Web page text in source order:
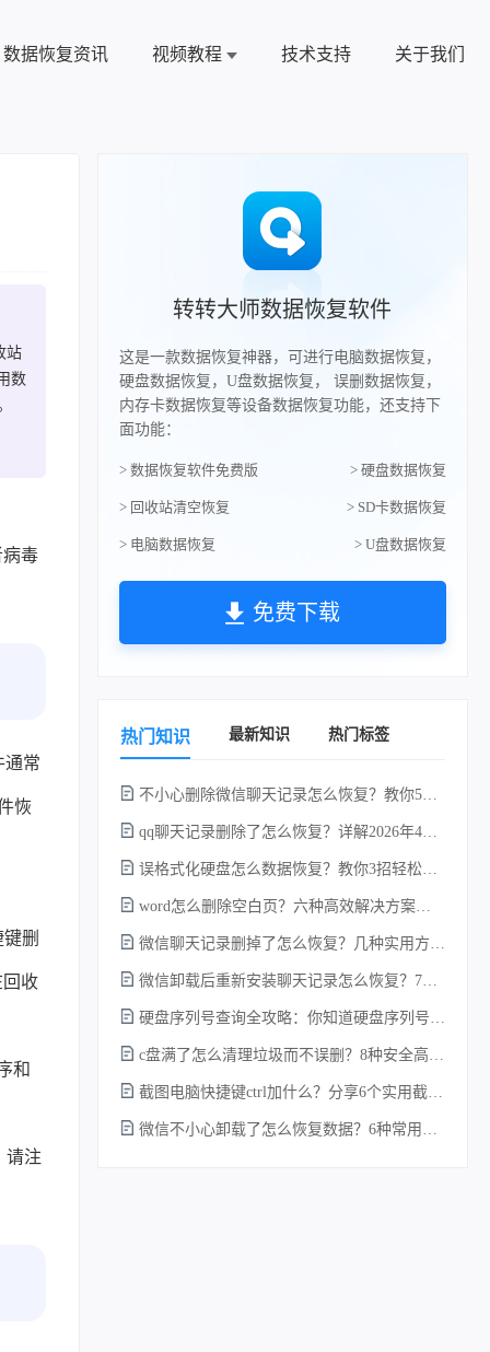
数据恢复资讯 视频教程 技术支持 关于我们
站
数
毒
通常
恢
删
收
和
请注
转转大师数据恢复软件
这是一款数据恢复神器，可进行电脑数据恢复，
硬盘数据恢复，U盘数据恢复， 误删数据恢复，
内存卡数据恢复等设备数据恢复功能，还支持下
面功能：
> 数据恢复软件免费版 > 硬盘数据恢复
> 回收站清空恢复 > SD卡数据恢复
> 电脑数据恢复 > U盘数据恢复
免费下载
热门知识 最新知识 热门标签
不小心删除微信聊天记录怎么恢复？教你5种简单找回的方法！
qq聊天记录删除了怎么恢复？详解2026年4种常用有效的方法（支持.db数据库提取）
误格式化硬盘怎么数据恢复？教你3招轻松恢复！
word怎么删除空白页？六种高效解决方案（2026年最新实操指南）！
微信聊天记录删掉了怎么恢复？几种实用方法详解！
微信卸载后重新安装聊天记录怎么恢复？7种实测有效的恢复方案详解！
硬盘序列号查询全攻略：你知道硬盘序列号怎么查吗？
c盘满了怎么清理垃圾而不误删？8种安全高效的方法详解+误删恢复指南！
截图电脑快捷键ctrl加什么？分享6个实用截图方法！
微信不小心卸载了怎么恢复数据？6种常用方法详解！